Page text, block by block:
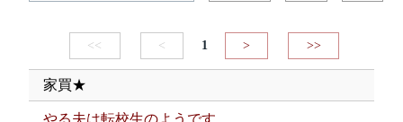
<< < 1 > >>
家買★
やる夫は転校生のようです